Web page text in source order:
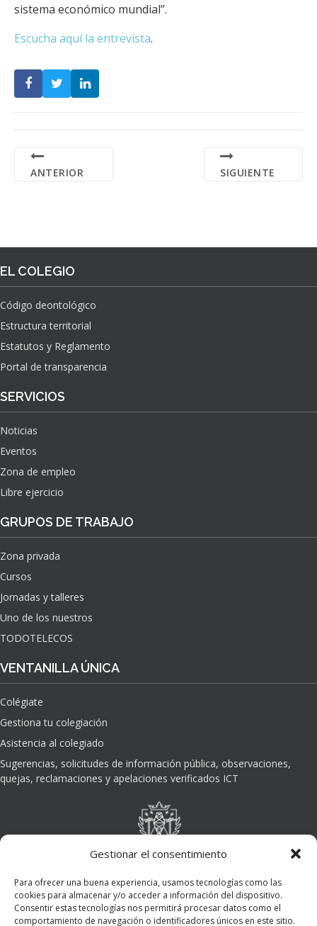
Gestionar el consentimiento
Para ofrecer una buena experiencia, usamos tecnologías como las
cookies para almacenar y/o acceder a información del dispositivo.
Consentir estas tecnologías nos permitirá procesar datos como el
comportamiento de navegación o identificadores únicos en este sitio.
sistema económico mundial”.
Escucha aquí la entrevista.
ANTERIOR SIGUIENTE
EL COLEGIO
Código deontológico
Estructura territorial
Estatutos y Reglamento
Portal de transparencia
SERVICIOS
Noticias
Eventos
Zona de empleo
Libre ejercicio
GRUPOS DE TRABAJO
Zona privada
Cursos
Jornadas y talleres
Uno de los nuestros
TODOTELECOS
VENTANILLA ÚNICA
Colégiate
Gestiona tu colegiación
Asistencia al colegiado
Sugerencias, solicitudes de información pública, observaciones,
quejas, reclamaciones y apelaciones verificados ICT